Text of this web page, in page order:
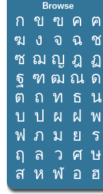
Browse
ก ข ฃ ค ฅ
ฆ ง จ ฉ ช
ซ ฌ ญ ฎ ฏ
ฐ ฑ ฒ ณ ด
ต ถ ท ธ น
บ ป ผ ฝ พ
ฟ ภ ม ย
ร
ฤ
ล ว ศ ษ
ส ห ฬ อ ฮ